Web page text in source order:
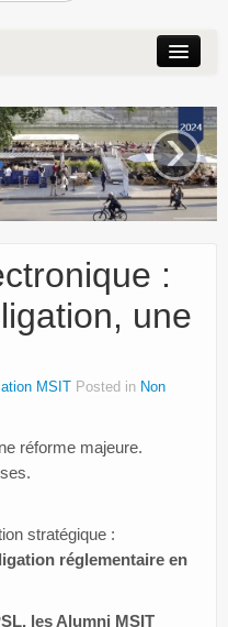
›
:
une
MSIT Posted in Non
réforme majeure.
stratégique :
réglementaire en
les Alumni MSIT